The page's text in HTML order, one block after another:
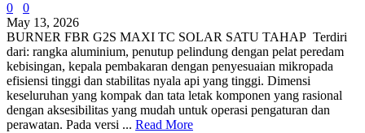
0
0
May 13, 2026
BURNER FBR G2S MAXI TC SOLAR SATU TAHAP Terdiri
dari: rangka aluminium, penutup pelindung dengan pelat peredam
kebisingan, kepala pembakaran dengan penyesuaian mikropada
efisiensi tinggi dan stabilitas nyala api yang tinggi. Dimensi
keseluruhan yang kompak dan tata letak komponen yang rasional
dengan aksesibilitas yang mudah untuk operasi pengaturan dan
perawatan. Pada versi ... Read More